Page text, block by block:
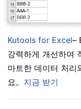
Kutools for Excel–
강력하게 개선하여
마트한 데이터 처리
요。 지금 받기